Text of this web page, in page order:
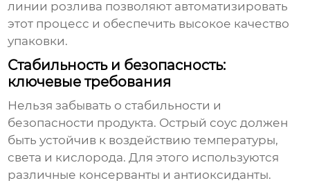
линии розлива позволяют автоматизировать
этот процесс и обеспечить высокое качество
упаковки.
Стабильность и безопасность:
ключевые требования
Нельзя забывать о стабильности и
безопасности продукта. Острый соус должен
быть устойчив к воздействию температуры,
света и кислорода. Для этого используются
различные консерванты и антиоксиданты.